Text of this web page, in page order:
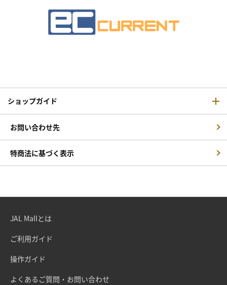
ショップガイド
お問い合わせ先
特商法に基づく表示
JAL Mallとは
ご利用ガイド
操作ガイド
よくあるご質問・お問い合わせ